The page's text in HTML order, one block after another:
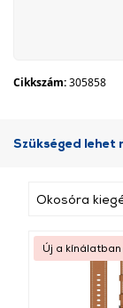
Cikkszám:305858
Szükséged lehet
Okosóra
Új a kínálatban